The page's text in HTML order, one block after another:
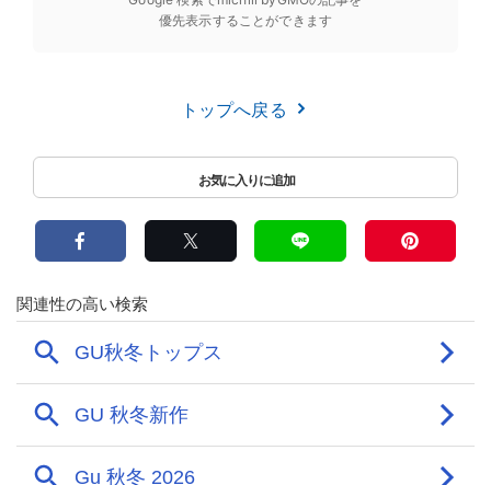
優先表示することができます
トップへ戻る